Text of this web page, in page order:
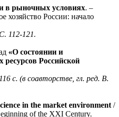
в рыночных условиях. –
хозяйство России: начало
112-121.
«О состоянии и
ресурсов Российской
с. (в соавторстве, гл. ред. В.
in the market environment /
of the ХХI Century.